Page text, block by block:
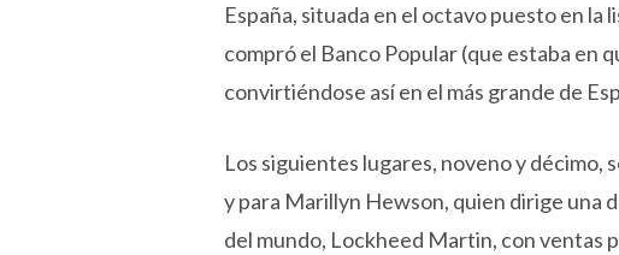
España, situada en el octavo puesto en la
compró el Banco Popular (que estaba en
convirtiéndose así en el más grande de
Los siguientes lugares, noveno y décimo,
y para Marillyn Hewson, quien dirige una
del mundo, Lockheed Martin, con ventas